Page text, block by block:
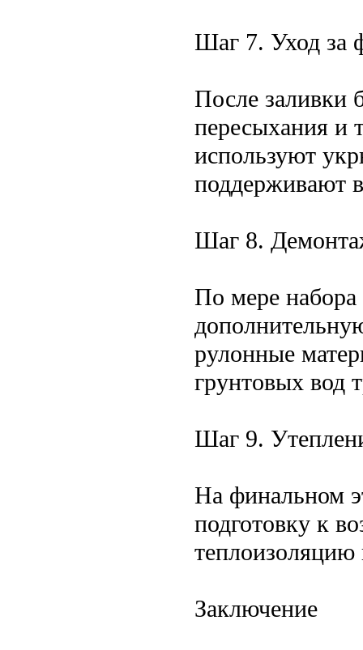
Шаг 7. Уход за
После заливки
пересыхания и
используют
поддерживают
Шаг 8.
По мере
рулонные
грунтовых вод
Шаг 9.
На финальном
подготовку к
теплоизоляцию
Заключение